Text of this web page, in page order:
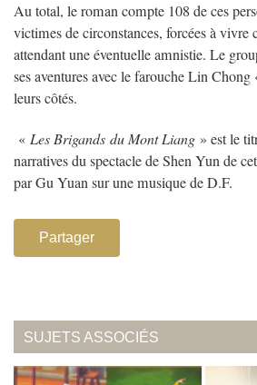
Au total, le roman compte 108 de ces
victimes de circonstances, forcées à vivre
attendant une éventuelle amnistie. Le
ses aventures avec le farouche Lin Chong
leurs côtés.
« Les Brigands du Mont Liang » est le
narratives du spectacle de Shen Yun de
par Gu Yuan sur une musique de D.F.
Partager
SUJETS ASSOCIÉS